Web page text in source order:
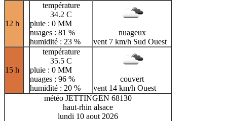
12 h
température
34.2 C
pluie : 0 MM
nuages : 81 %
humidité : 23 %
nuageux
vent 7 km/h Sud Ouest
15 h
température
35.5 C
pluie : 0 MM
nuages : 96 %
humidité : 20 %
couvert
vent 14 km/h Ouest
météo JETTINGEN 68130
haut-rhin alsace
lundi 10 aout 2026